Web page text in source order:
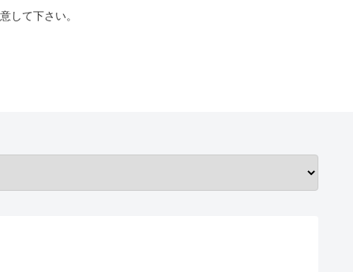
して下さい。